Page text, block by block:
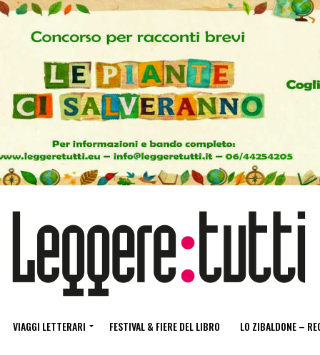
VIAGGI LETTERARI FESTIVAL & FIERE DEL LIBRO LO ZIBALDONE –